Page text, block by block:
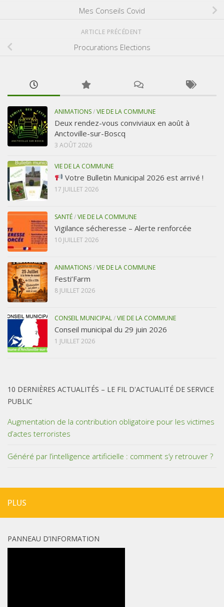
Mes Conseils Covid
ARTICLE PRÉCÉDENT
Procurations Elections
ANIMATIONS/VIE DE LA COMMUNE
Deux rendez-vous conviviaux en août à
Anctoville-sur-Boscq
3 AOÛT 2026
VIE DE LA COMMUNE
Votre Bulletin Municipal 2026 est arrivé !
17 JUILLET 2026
SANTÉ/VIE DE LA COMMUNE
Vigilance sécheresse – Alerte renforcée
10 JUILLET 2026
ANIMATIONS/VIE DE LA COMMUNE
Festi’Farm
8 JUILLET 2026
CONSEIL MUNICIPAL/VIE DE LA COMMUNE
Conseil municipal du 29 juin 2026
1 JUILLET 2026
10 DERNIÈRES ACTUALITÉS – LE FIL D'ACTUALITÉ DE SERVICE
PUBLIC
Augmentation de la contribution obligatoire pour les victimes
d’actes terroristes
Généré par l’intelligence artificielle : comment s’y retrouver ?
PLUS
PANNEAU D’INFORMATION